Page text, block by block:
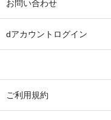
お問い合わせ
dアカウントログイン
ご利用規約